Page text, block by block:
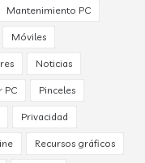
Mantenimiento PC
Móviles
Noticias
PC Pinceles
Privacidad
Recursos gráficos